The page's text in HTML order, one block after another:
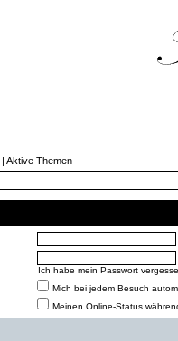
| Aktive Themen
Ich habe mein Passwort
Mich bei jedem Besuch
Meinen Online-Status